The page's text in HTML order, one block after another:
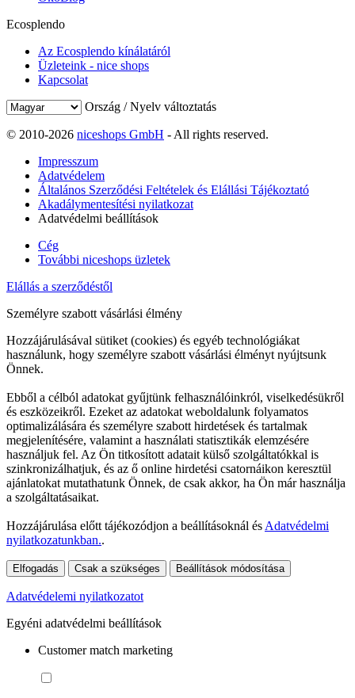
Ecosplendo
Az Ecosplendo kínálatáról
Üzleteink - nice shops
Kapcsolat
Ország / Nyelv változtatás
© 2010-2026 niceshops GmbH - All rights reserved.
Impresszum
Adatvédelem
Általános Szerződési Feltételek és Elállási Tájékoztató
Akadálymentesítési nyilatkozat
Adatvédelmi beállítások
Cég
További niceshops üzletek
Elállás a szerződéstől
Személyre szabott vásárlási élmény
Hozzájárulásával sütiket (cookies) és egyéb technológiákat
használunk, hogy személyre szabott vásárlási élményt nyújtsunk
Önnek.
Ebből a célból adatokat gyűjtünk felhasználóinkról, viselkedésükről
és eszközeikről. Ezeket az adatokat weboldalunk folyamatos
optimalizálására és személyre szabott hirdetések és tartalmak
megjelenítésére, valamint a használati statisztikák elemzésére
használjuk fel. Az Ön titkosított adatait külső szolgáltatókkal is
szinkronizálhatjuk, és az ő online hirdetési csatornáikon keresztül
ajánlatokat mutathatunk Önnek, de csak akkor, ha Ön már használja
a szolgáltatásaikat.
Hozzájárulása előtt tájékozódjon a beállításoknál ésAdatvédelmi
nyilatkozatunkban..
Elfogadás Csak a szükséges Beállítások módosítása
Adatvédelemi nyilatkozatot
Egyéni adatvédelmi beállítások
Customer match marketing